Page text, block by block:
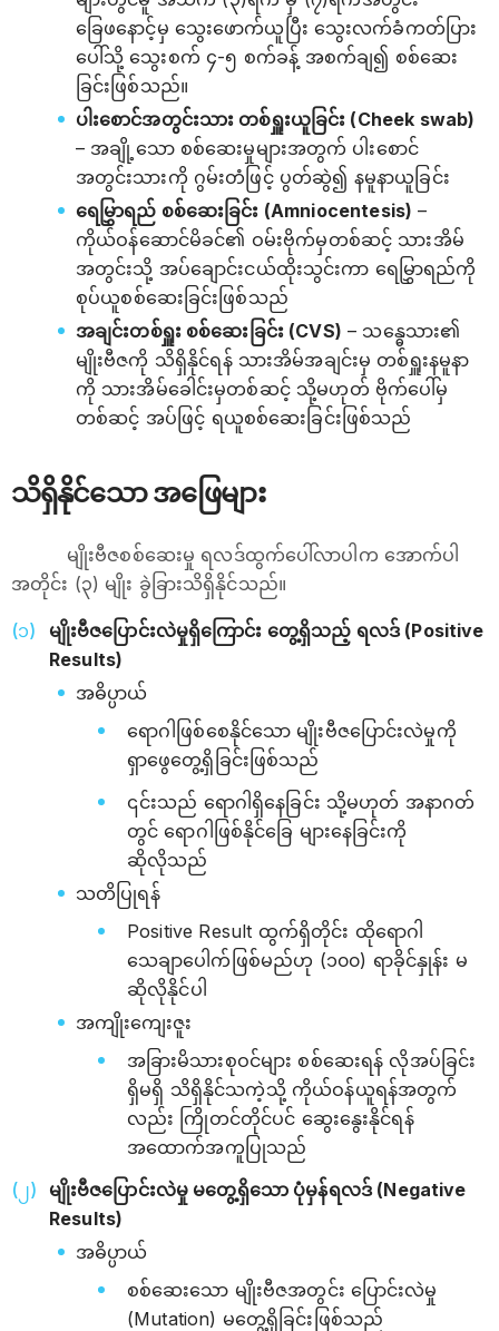
ခြေဖနောင့်မှ သွေးဖောက်ယူပြီး သွေးလက်ခံကတ်ပြား
ပေါ်သို့ သွေးစက် ၄-၅ စက်ခန့် အစက်ချ၍ စစ်ဆေး
ခြင်းဖြစ်သည်။
ပါးစောင်အတွင်းသား တစ်ရှူးယူခြင်း (Cheek swab)
– အချို့သော စစ်ဆေးမှုများအတွက် ပါးစောင်
အတွင်းသားကို ဂွမ်းတံဖြင့် ပွတ်ဆွဲ၍ နမူနာယူခြင်း
ရေမြွှာရည် စစ်ဆေးခြင်း (Amniocentesis) –
ကိုယ်ဝန်ဆောင်မိခင်၏ ဝမ်းဗိုက်မှတစ်ဆင့် သားအိမ်
အတွင်းသို့ အပ်ချောင်းငယ်ထိုးသွင်းကာ ရေမြွှာရည်ကို
စုပ်ယူစစ်ဆေးခြင်းဖြစ်သည်
အချင်းတစ်ရှူး စစ်ဆေးခြင်း (CVS) – သန္ဓေသား၏
မျိုးဗီဇကို သိရှိနိုင်ရန် သားအိမ်အချင်းမှ တစ်ရှူးနမူနာ
ကို သားအိမ်ခေါင်းမှတစ်ဆင့် သို့မဟုတ် ဗိုက်ပေါ်မှ
တစ်ဆင့် အပ်ဖြင့် ရယူစစ်ဆေးခြင်းဖြစ်သည်
သိရှိနိုင်သော အဖြေများ
မျိုးဗီဇစစ်ဆေးမှု ရလဒ်ထွက်ပေါ်လာပါက အောက်ပါ
အတိုင်း (၃) မျိုး ခွဲခြားသိရှိနိုင်သည်။
မျိုးဗီဇပြောင်းလဲမှုရှိကြောင်း တွေ့ရှိသည့် ရလဒ် (Positive
Results)
အဓိပ္ပာယ်
ရောဂါဖြစ်စေနိုင်သော မျိုးဗီဇပြောင်းလဲမှုကို
ရှာဖွေတွေ့ရှိခြင်းဖြစ်သည်
၎င်းသည် ရောဂါရှိနေခြင်း သို့မဟုတ် အနာဂတ်
တွင် ရောဂါဖြစ်နိုင်ခြေ များနေခြင်းကို
ဆိုလိုသည်
သတိပြုရန်
Positive Result ထွက်ရှိတိုင်း ထိုရောဂါ
သေချာပေါက်ဖြစ်မည်ဟု (၁၀၀) ရာခိုင်နှုန်း မ
ဆိုလိုနိုင်ပါ
အကျိုးကျေးဇူး
အခြားမိသားစုဝင်များ စစ်ဆေးရန် လိုအပ်ခြင်း
ရှိမရှိ သိရှိနိုင်သကဲ့သို့ ကိုယ်ဝန်ယူရန်အတွက်
လည်း ကြိုတင်တိုင်ပင် ဆွေးနွေးနိုင်ရန်
အထောက်အကူပြုသည်
မျိုးဗီဇပြောင်းလဲမှု မတွေ့ရှိသော ပုံမှန်ရလဒ် (Negative
Results)
အဓိပ္ပာယ်
စစ်ဆေးသော မျိုးဗီဇအတွင်း ပြောင်းလဲမှု
(Mutation) မတွေ့ရှိခြင်းဖြစ်သည်